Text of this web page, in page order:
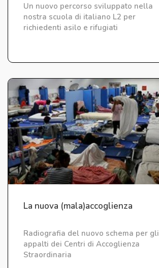
Un nuovo percorso sviluppato nella
nostra scuola di italiano L2 per
richiedenti asilo e rifugiati
La nuova (mala)accoglienza
Radiografia del nuovo schema per gli
appalti dei Centri di Accoglienza
Straordinaria